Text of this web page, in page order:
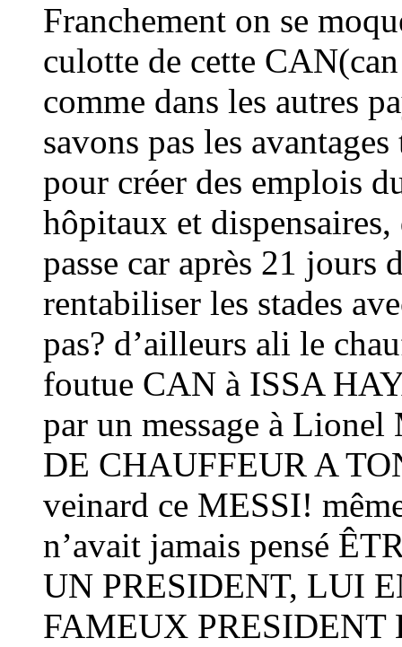
Franchement on se
culotte de cette
comme dans les autres
savons pas les
pour créer des emplois
hôpitaux et
passe car après 21
rentabiliser les stades
pas? d’ailleurs ali le
foutue CAN à ISSA
par un message à
DE CHAUFFEUR A
veinard ce MESSI!
n’avait jamais pensé
UN PRESIDENT, LUI
FAMEUX PRESIDENT